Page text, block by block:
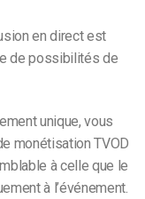
en direct est
de possibilités de
unique, vous
monétisation TVOD
à celle que le
à l’événement.